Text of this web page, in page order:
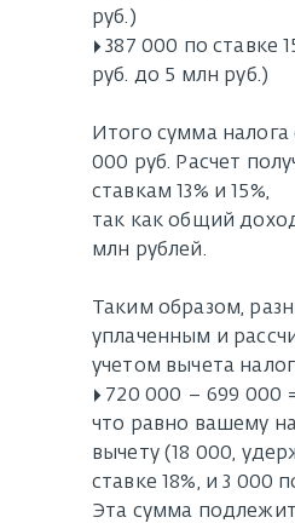
руб.)
▸ 387 000 по ставке
руб. до 5 млн руб.)
Итого сумма налога
000 руб. Расчет
ставкам 13% и 15%,
так как общий
млн рублей.
Таким образом,
уплаченным и
учетом вычета
▸ 720 000 – 699 000
что равно вашему
вычету (18 000,
ставке 18%, и 3 000
Эта сумма подлежит